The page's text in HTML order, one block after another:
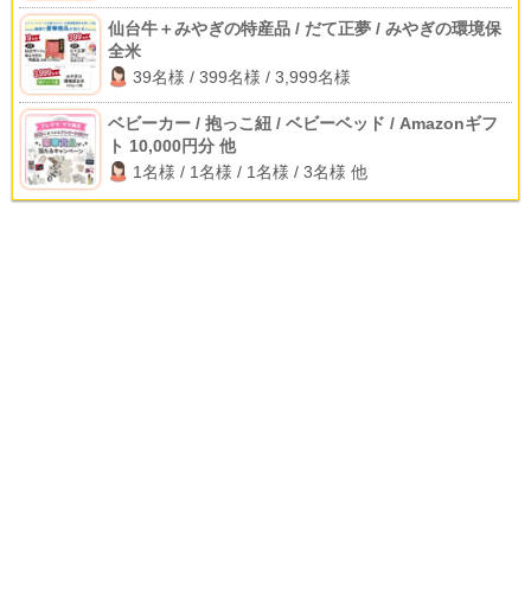
仙台牛＋みやぎの特産品 / だて正夢 / みやぎの環境保
全米
39名様 / 399名様 / 3,999名様
ベビーカー / 抱っこ紐 / ベビーベッド / Amazonギフ
ト 10,000円分 他
1名様 / 1名様 / 1名様 / 3名様 他